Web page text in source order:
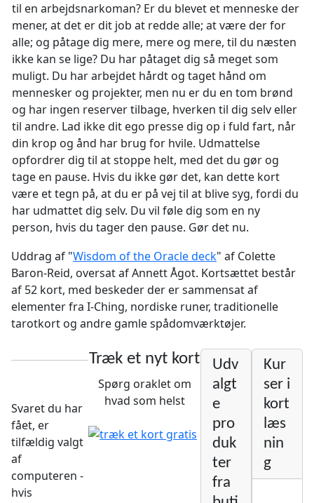
til en arbejdsnarkoman? Er du blevet et menneske der
mener, at det er dit job at redde alle; at være der for
alle; og påtage dig mere, mere og mere, til du næsten
ikke kan se lige? Du har påtaget dig så meget som
muligt. Du har arbejdet hårdt og taget hånd om
mennesker og projekter, men nu er du en tom brønd
og har ingen reserver tilbage, hverken til dig selv eller
til andre. Lad ikke dit ego presse dig op i fuld fart, når
din krop og ånd har brug for hvile. Udmattelse
opfordrer dig til at stoppe helt, med det du gør og
tage en pause. Hvis du ikke gør det, kan dette kort
være et tegn på, at du er på vej til at blive syg, fordi du
har udmattet dig selv. Du vil føle dig som en ny
person, hvis du tager den pause. Gør det nu.
Uddrag af "Wisdom of the Oracle deck" af Colette
Baron-Reid, oversat af Annett Ågot. Kortsættet består
af 52 kort, med beskeder der er sammensat af
elementer fra I-Ching, nordiske runer, traditionelle
tarotkort og andre gamle spådomværktøjer.
Svaret du har
fået, er
tilfældig valgt
af
computeren -
hvis
Træk et nyt kort
Spørg oraklet om
hvad som helst
Udv
algt
e
pro
duk
ter
fra
Kur
ser i
kort
læs
nin
g